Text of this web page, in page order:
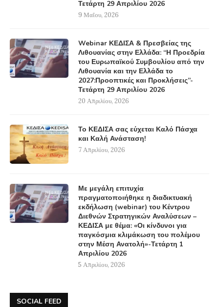
Τετάρτη 29 Απριλίου 2026
9 Μαΐου, 2026
Webinar ΚΕΔΙΣΑ & Πρεσβείας της
Λιθουανίας στην Ελλάδα: “Η Προεδρία
του Ευρωπαϊκού Συμβουλίου από την
Λιθουανία και την Ελλάδα το
2027:Προοπτικές και Προκλήσεις”-
Τετάρτη 29 Απριλίου 2026
20 Απριλίου, 2026
Το ΚΕΔΙΣΑ σας εύχεται Καλό Πάσχα
και Καλή Ανάσταση!
7 Απριλίου, 2026
Με μεγάλη επιτυχία
πραγματοποιήθηκε η διαδικτυακή
εκδήλωση (webinar) του Κέντρου
Διεθνών Στρατηγικών Αναλύσεων –
ΚΕΔΙΣΑ με θέμα: «Οι κίνδυνοι για
παγκόσμια κλιμάκωση του πολέμου
στην Μέση Ανατολή»-Τετάρτη 1
Απριλίου 2026
5 Απριλίου, 2026
SOCIAL FEED